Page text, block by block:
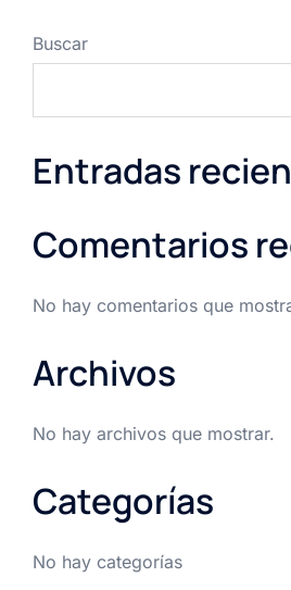
Buscar
Entradas
Comentarios
No hay comentarios que
Archivos
No hay archivos que mostrar.
Categorías
No hay categorías